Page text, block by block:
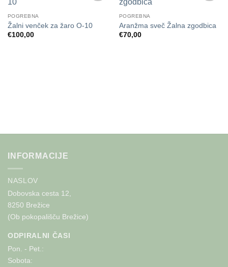
seznam
želja
POGREBNA
Žalni venček za žaro O-10
€100,00
seznam
želja
POGREBNA
Aranžma sveč Žalna zgodbica
€70,00
INFORMACIJE
NASLOV
Dobovska cesta 12,
8250 Brežice
(Ob pokopališču Brežice)
ODPIRALNI ČASI
Pon. - Pet.:
Sobota: